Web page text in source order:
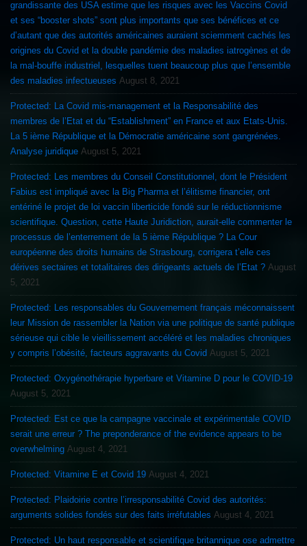
grandissante des USA estime que les risques avec les Vaccins Covid
et ses “booster shots” sont plus importants que ses bénéfices et ce
d’autant que des autorités américaines auraient sciemment cachés les
origines du Covid et la double pandémie des maladies iatrogènes et de
la mal-bouffe industriel, lesquelles tuent beaucoup plus que l’ensemble
des maladies infectueuses August 8, 2021
Protected: La Covid mis-management et la Responsabilité des
membres de l’Etat et du “Establishment” en France et aux Etats-Unis.
La 5 ième République et la Démocratie américaine sont gangrénées.
Analyse juridique August 5, 2021
Protected: Les membres du Conseil Constitutionnel, dont le Président
Fabius est impliqué avec la Big Pharma et l’élitisme financier, ont
entériné le projet de loi vaccin liberticide fondé sur le réductionnisme
scientifique. Question, cette Haute Juridiction, aurait-elle commenter le
processus de l’enterrement de la 5 ième République ? La Cour
européenne des droits humains de Strasbourg, corrigera t’elle ces
dérives sectaires et totalitaires des dirigeants actuels de l’Etat ? August
5, 2021
Protected: Les responsables du Gouvernement français méconnaissent
leur Mission de rassembler la Nation via une politique de santé publique
sérieuse qui cible le vieillissement accéléré et les maladies chroniques
y compris l’obésité, facteurs aggravants du Covid August 5, 2021
Protected: Oxygénothérapie hyperbare et Vitamine D pour le COVID-19
August 5, 2021
Protected: Est ce que la campagne vaccinale et expérimentale COVID
serait une erreur ? The preponderance of the evidence appears to be
overwhelming August 4, 2021
Protected: Vitamine E et Covid 19 August 4, 2021
Protected: Plaidoirie contre l’irresponsabilité Covid des autorités:
arguments solides fondés sur des faits irréfutables August 4, 2021
Protected: Un haut responsable et scientifique britannique ose admettre